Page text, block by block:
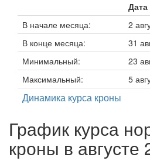
Дата
В начале месяца:
2
В конце месяца:
31
Минимальный:
23
Максимальный:
5
Динамика курса кроны
График курса
кроны в августе